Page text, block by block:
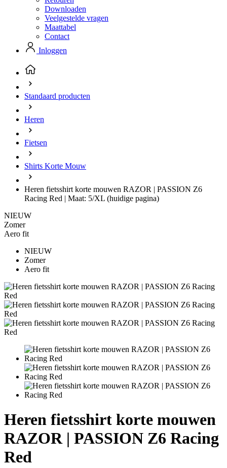
Downloaden
Veelgestelde vragen
Maattabel
Contact
Inloggen
Standaard producten
Heren
Fietsen
Shirts Korte Mouw
Heren fietsshirt korte mouwen RAZOR | PASSION Z6
Racing Red | Maat: 5/XL (huidige pagina)
NIEUW
Zomer
Aero fit
NIEUW
Zomer
Aero fit
Heren fietsshirt korte mouwen
RAZOR | PASSION Z6 Racing
Red